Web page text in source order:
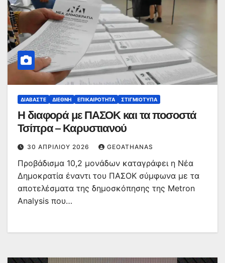
ΔΙΑΒΆΣΤΕ ΔΙΕΘΝΉ ΕΠΙΚΑΙΡΌΤΗΤΑ ΣΤΙΓΜΙΌΤΥΠΑ
Η διαφορά με ΠΑΣΟΚ και τα ποσοστά
Τσίπρα – Καρυστιανού
30 ΑΠΡΙΛΊΟΥ 2026 GEOATHANAS
Προβάδισμα 10,2 μονάδων καταγράφει η Νέα
Δημοκρατία έναντι του ΠΑΣΟΚ σύμφωνα με τα
αποτελέσματα της δημοσκόπησης της Metron
Analysis που…